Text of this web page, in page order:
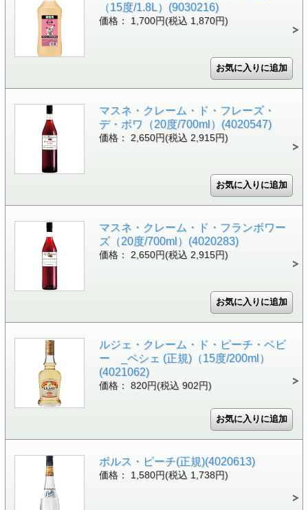
（15度/1.8L）(9030216)
価格： 1,700円(税込 1,870円)
マスネ・クレーム・ド・フレーズ・
デ・ボワ（20度/700ml）(4020547)
価格： 2,650円(税込 2,915円)
マスネ・クレーム・ド・フランボワー
ズ（20度/700ml）(4020283)
価格： 2,650円(税込 2,915円)
ルジェ・クレーム・ド・ピーチ・ベビ
ー _ペシェ (正規)（15度/200ml）
(4021062)
価格： 820円(税込 902円)
ボルス・ピーチ(正規)(4020613)
価格： 1,580円(税込 1,738円)